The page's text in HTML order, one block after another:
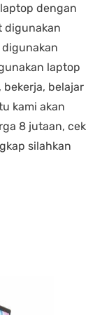
dengan
digunakan
laptop
belajar
kami akan
8 jutaan, cek
silahkan